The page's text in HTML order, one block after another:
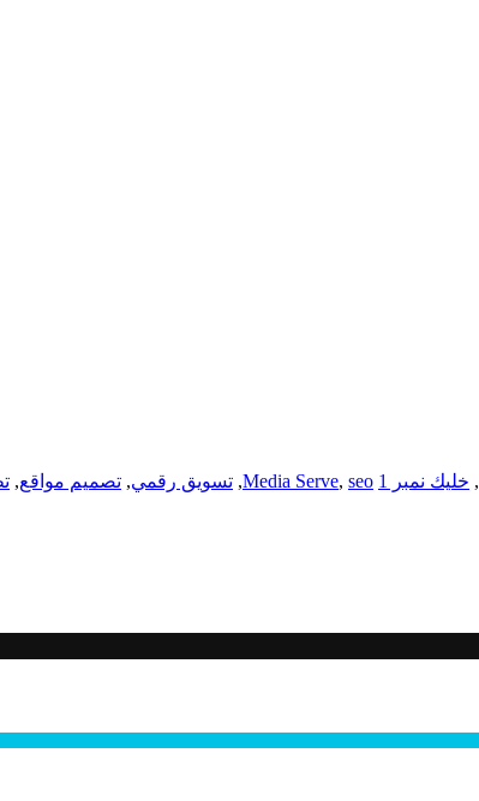
, خليك نمبر 1 Media Serve, seo
, تسويق رقمي, تصميم مواقع,